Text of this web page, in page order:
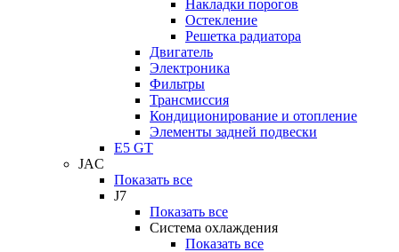
Накладки порогов
Остекление
Решетка радиатора
Двигатель
Электроника
Фильтры
Трансмиссия
Кондиционирование и отопление
Элементы задней подвески
E5 GT
JAC
Показать все
J7
Показать все
Система охлаждения
Показать все